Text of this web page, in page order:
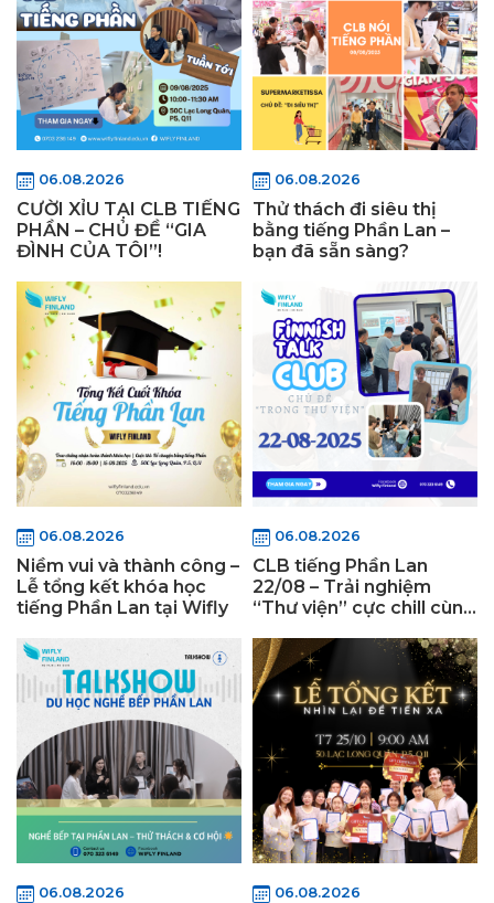
06.08.2026
CƯỜI XỈU TẠI CLB TIẾNG
PHẦN – CHỦ ĐỀ “GIA
ĐÌNH CỦA TÔI”!
06.08.2026
Thử thách đi siêu thị
bằng tiếng Phần Lan –
bạn đã sẵn sàng?
06.08.2026
Niềm vui và thành công –
Lễ tổng kết khóa học
tiếng Phần Lan tại Wifly
06.08.2026
CLB tiếng Phần Lan
22/08 – Trải nghiệm
“Thư viện” cực chill cùng
06.08.2026 06.08.2026